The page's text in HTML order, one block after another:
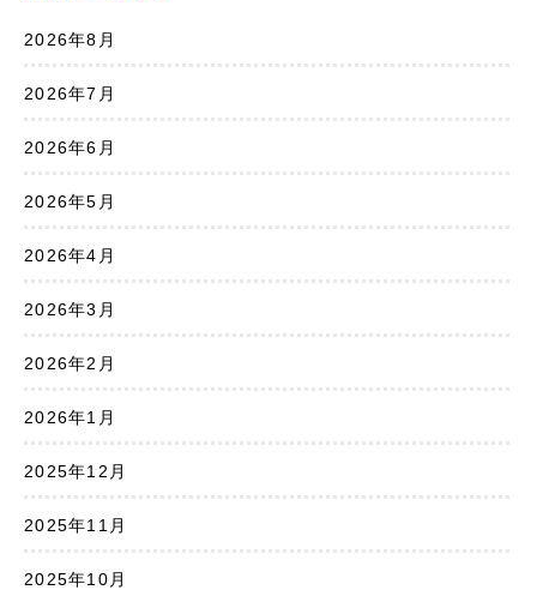
2026年8月
2026年7月
2026年6月
2026年5月
2026年4月
2026年3月
2026年2月
2026年1月
2025年12月
2025年11月
2025年10月